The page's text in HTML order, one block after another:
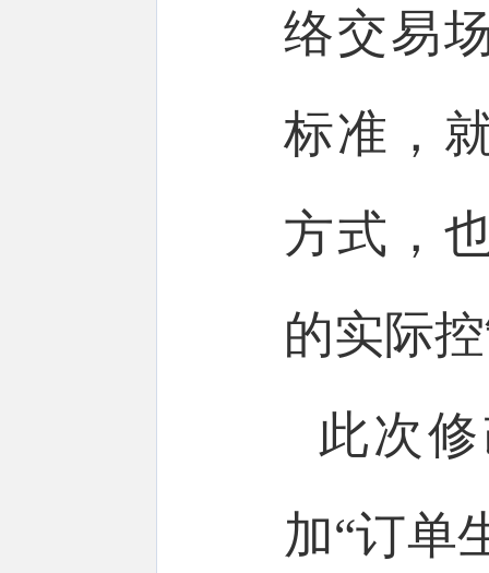
络交易
标准，
方式，
的实际
此次
加“订单